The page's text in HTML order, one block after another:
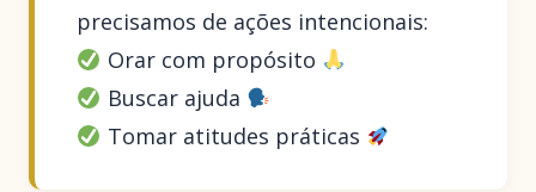
precisamos de ações intencionais:
Orar com propósito
Buscar ajuda
Tomar atitudes práticas